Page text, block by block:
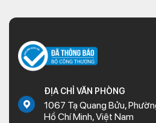
ĐỊA CHỈ VĂN PHÒNG
1067 Tạ Quang Bửu,
Hồ Chí Minh, Việt Nam